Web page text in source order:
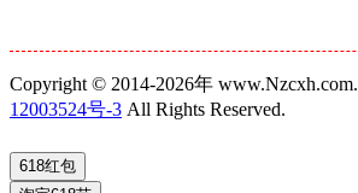
Copyright © 2014-2026年 www.Nzcxh.com.
12003524号-3 All Rights Reserved.